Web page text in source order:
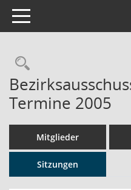
Toggle navigation
Termine 2005
Mitglieder
Sitzungen